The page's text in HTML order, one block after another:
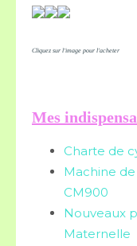
Cliquez sur l'image pour l'acheter
Mes
Charte de
Machine
CM900
Nouveaux
Maternelle